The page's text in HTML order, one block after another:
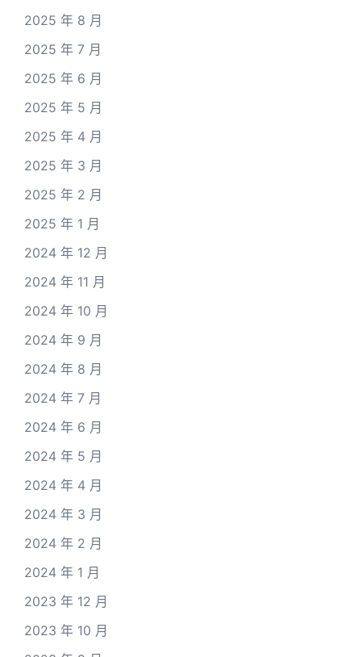
2025 年 8 月
2025 年 7 月
2025 年 6 月
2025 年 5 月
2025 年 4 月
2025 年 3 月
2025 年 2 月
2025 年 1 月
2024 年 12 月
2024 年 11 月
2024 年 10 月
2024 年 9 月
2024 年 8 月
2024 年 7 月
2024 年 6 月
2024 年 5 月
2024 年 4 月
2024 年 3 月
2024 年 2 月
2024 年 1 月
2023 年 12 月
2023 年 10 月